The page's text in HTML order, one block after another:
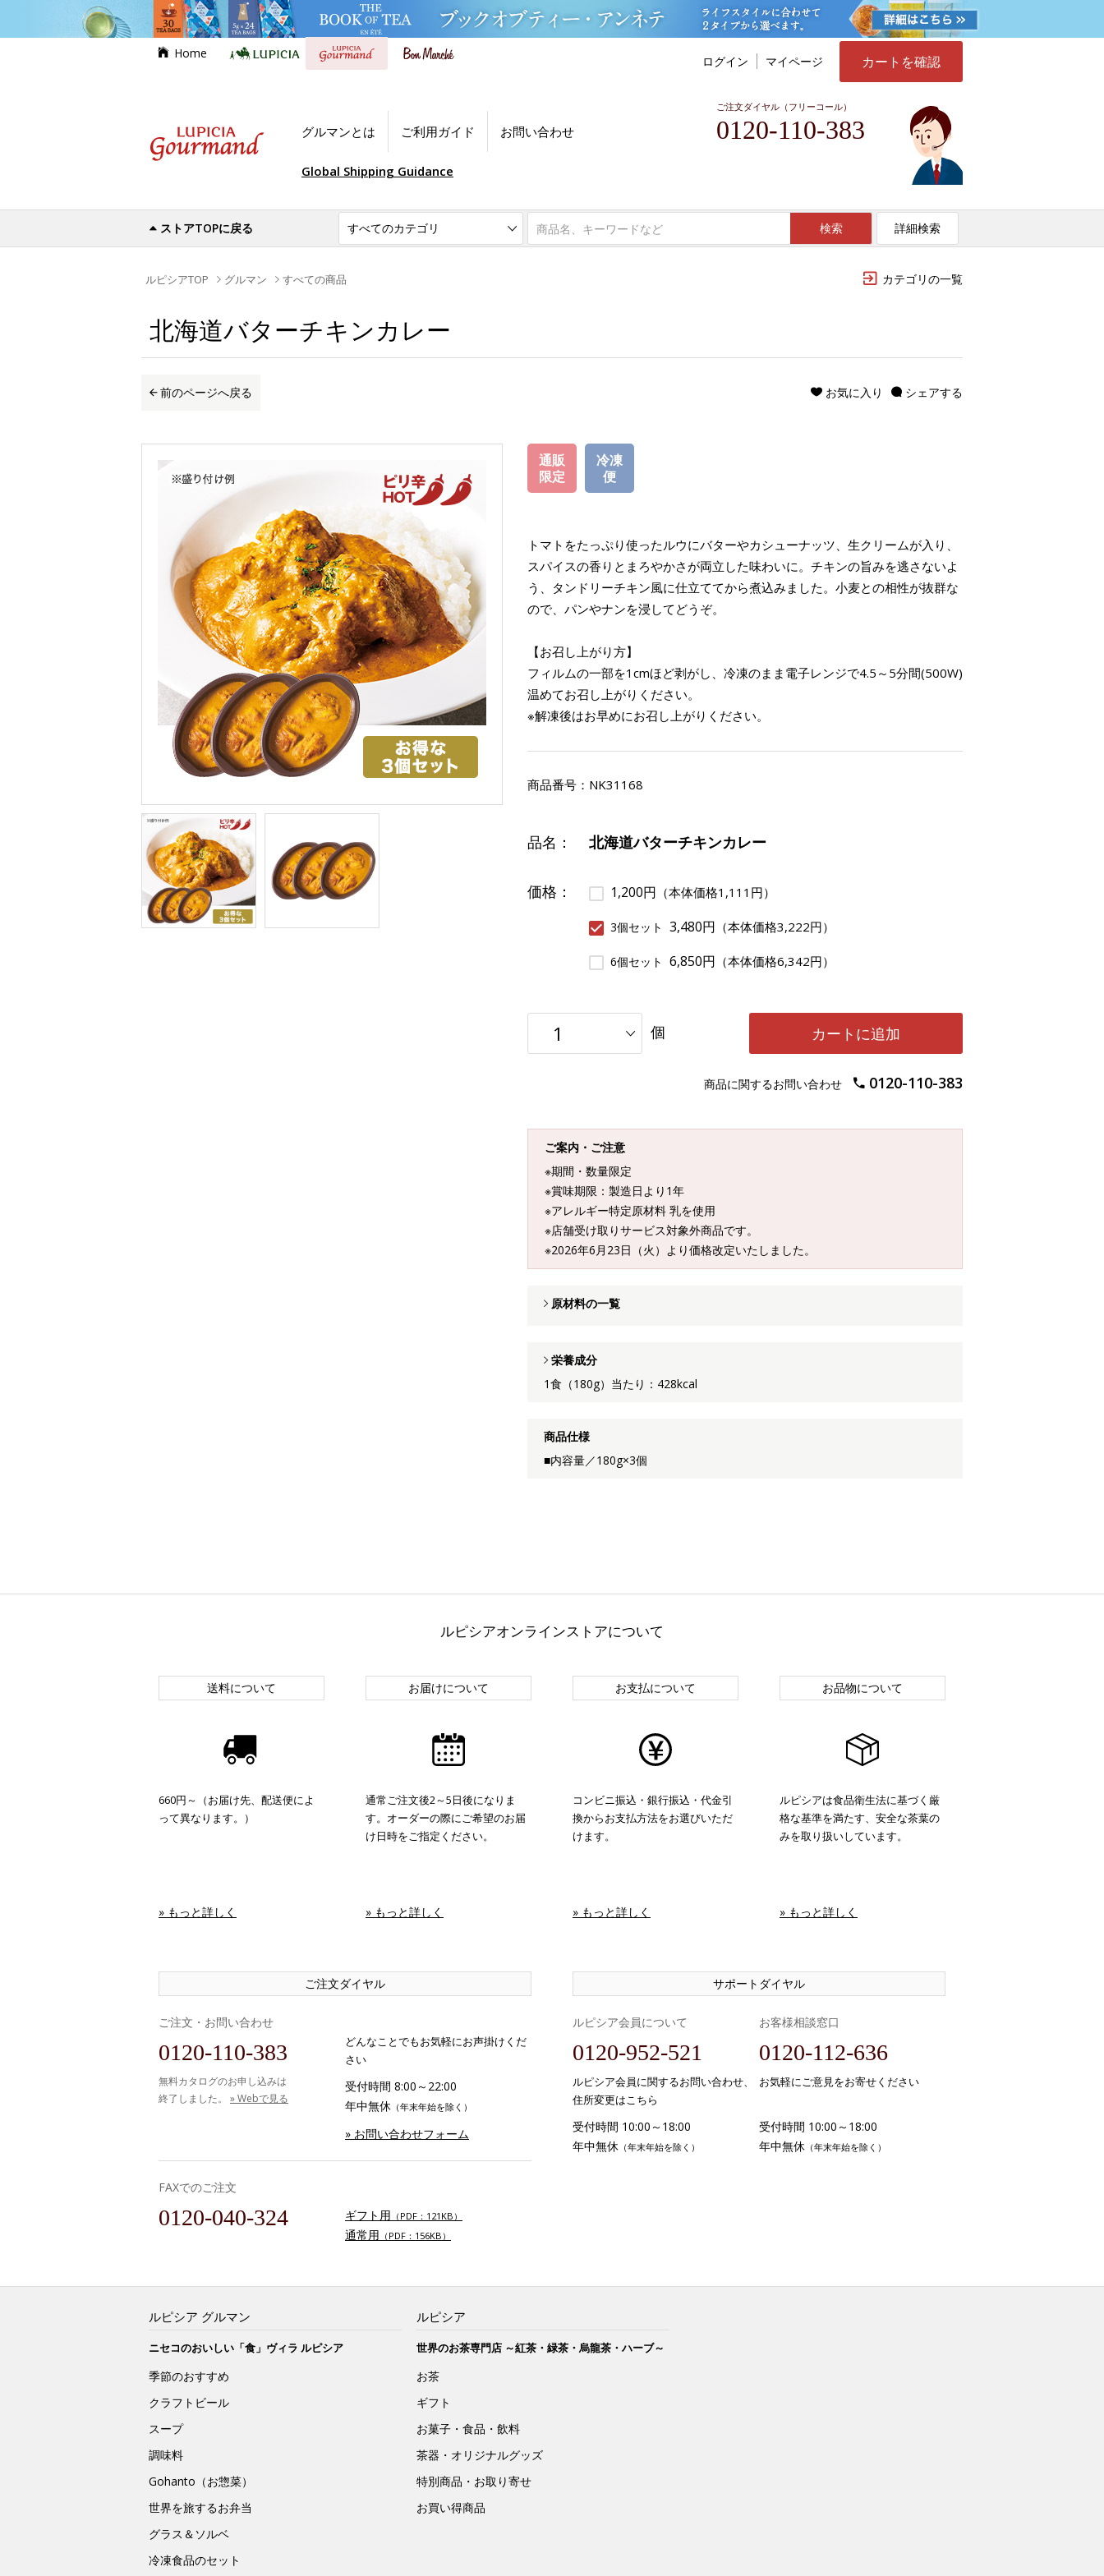
Home
ログイン マイページ カートを確認
グルマンとは ご利用ガイド お問い合わせ
ご注文ダイヤル（フリーコール）
0120-110-383
Global Shipping Guidance
ストアTOPに戻る 検索 詳細検索
カテゴリの一覧
ルピシアTOP グルマン すべての商品
北海道バターチキンカレー
前のページへ戻る シェアする
お気に入り
通販
限定
冷凍
便
トマトをたっぷり使ったルウにバターやカシューナッツ、生クリームが入り、
スパイスの香りとまろやかさが両立した味わいに。チキンの旨みを逃さないよ
う、タンドリーチキン風に仕立ててから煮込みました。小麦との相性が抜群な
ので、パンやナンを浸してどうぞ。
【お召し上がり方】
フィルムの一部を1cmほど剥がし、冷凍のまま電子レンジで4.5～5分間(500W)
温めてお召し上がりください。
※解凍後はお早めにお召し上がりください。
商品番号： NK31168
品名： 北海道バターチキンカレー
価格： 1,200円 （本体価格1,111円）
3個セット 3,480円 （本体価格3,222円）
6個セット 6,850円 （本体価格6,342円）
個 カートに追加
商品に関するお問い合わせ 0120-110-383
ご案内・ご注意
※期間・数量限定
※賞味期限：製造日より1年
※アレルギー特定原材料 乳を使用
※店舗受け取りサービス対象外商品です。
※2026年6月23日（火）より価格改定いたしました。
原材料の一覧
栄養成分
1食（180g）当たり：428kcal
商品仕様
■内容量／180g×3個
ルピシアオンラインストアについて
送料について
660円～（お届け先、配送便によ
って異なります。）
» もっと詳しく
お届けについて
通常ご注文後2～5日後になりま
す。オーダーの際にご希望のお届
け日時をご指定ください。
» もっと詳しく
お支払について
コンビニ振込・銀行振込・代金引
換からお支払方法をお選びいただ
けます。
» もっと詳しく
お品物について
ルピシアは食品衛生法に基づく厳
格な基準を満たす、安全な茶葉の
みを取り扱いしています。
» もっと詳しく
ご注文ダイヤル
ご注文・お問い合わせ
0120-110-383
無料カタログのお申し込みは
終了しました。 » Webで見る
どんなことでもお気軽にお声掛けくだ
さい
受付時間 8:00～22:00
年中無休 （年末年始を除く）
» お問い合わせフォーム
FAXでのご注文
0120-040-324 ギフト用 （PDF：121KB）
通常用 （PDF：156KB）
サポートダイヤル
ルピシア会員について
0120-952-521
ルピシア会員に関するお問い合わせ、
住所変更はこちら
受付時間 10:00～18:00
年中無休 （年末年始を除く）
お客様相談窓口
0120-112-636
お気軽にご意見をお寄せください
受付時間 10:00～18:00
年中無休 （年末年始を除く）
ルピシア グルマン
ニセコのおいしい「食」ヴィラ ルピシア
季節のおすすめ
クラフトビール
スープ
調味料
Gohanto（お惣菜）
世界を旅するお弁当
グラス＆ソルベ
冷凍食品のセット
ルピシア
世界のお茶専門店 ～紅茶・緑茶・烏龍茶・ハーブ～
お茶
ギフト
お菓子・食品・飲料
茶器・オリジナルグッズ
特別商品・お取り寄せ
お買い得商品